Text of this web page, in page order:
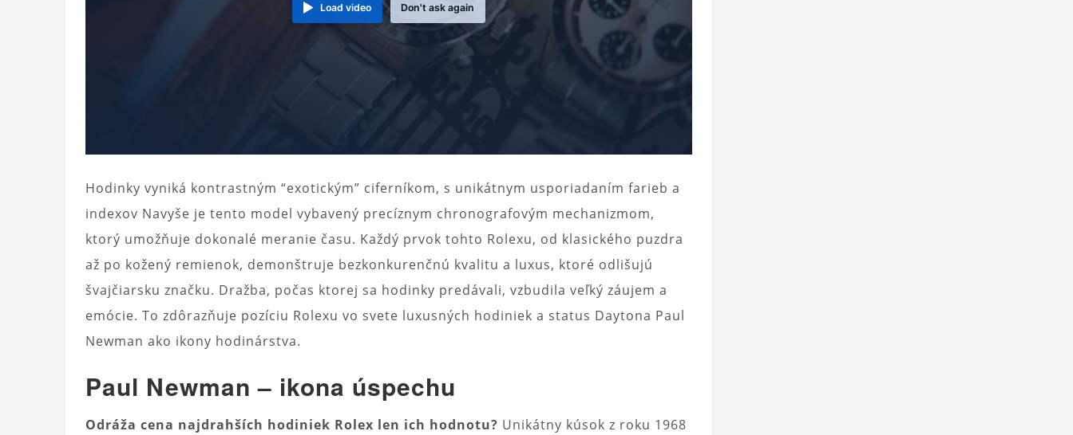
Load video Don't ask again
Hodinky vyniká kontrastným “exotickým” ciferníkom, s unikátnym usporiadaním farieb a
indexov Navyše je tento model vybavený precíznym chronografovým mechanizmom,
ktorý umožňuje dokonalé meranie času. Každý prvok tohto Rolexu, od klasického puzdra
až po kožený remienok, demonštruje bezkonkurenčnú kvalitu a luxus, ktoré odlišujú
švajčiarsku značku. Dražba, počas ktorej sa hodinky predávali, vzbudila veľký záujem a
emócie. To zdôrazňuje pozíciu Rolexu vo svete luxusných hodiniek a status Daytona Paul
Newman ako ikony hodinárstva.
Paul Newman – ikona úspechu
Odráža cena najdrahších hodiniek Rolex len ich hodnotu? Unikátny kúsok z roku 1968